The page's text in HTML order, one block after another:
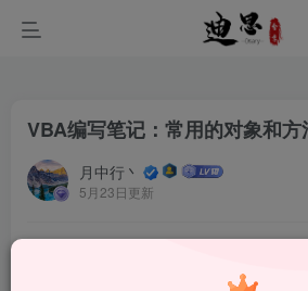
VBA编写笔记：常用的对象和方
月中行丶
5月23日更新
本站所有内容来自互联网收集，仅供学
用途。如有侵权、不妥之处，请第一时间